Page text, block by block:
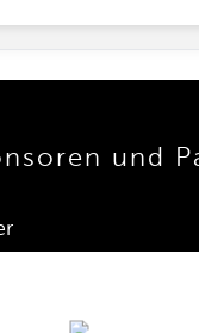
und